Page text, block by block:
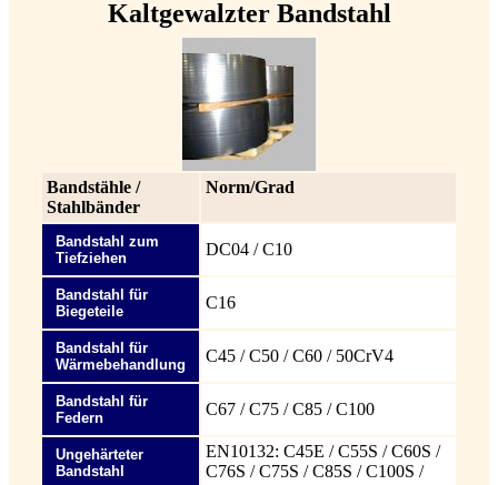
Kaltgewalzter Bandstahl
Bandstähle /
Stahlbänder
Norm/Grad
Bandstahl zum
Tiefziehen
DC04 / C10
Bandstahl für
Biegeteile
C16
Bandstahl für
Wärmebehandlung
C45 / C50 / C60 / 50CrV4
Bandstahl für
Federn
C67 / C75 / C85 / C100
Ungehärteter
Bandstahl
EN10132: C45E / C55S / C60S /
C76S / C75S / C85S / C100S /